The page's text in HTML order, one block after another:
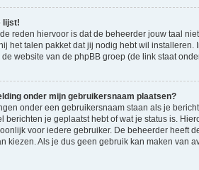
lijst!
reden hiervoor is dat de beheerder jouw taal
het talen pakket dat jij nodig hebt wil
website van de phpBB groep (de link staat
onder mijn gebruikersnaam plaatsen?
onder een gebruikersnaam staan als je
berichten je geplaatst hebt of wat je status is.
voor iedere gebruiker. De beheerder heeft
kiezen. Als je dus geen gebruik kan maken van